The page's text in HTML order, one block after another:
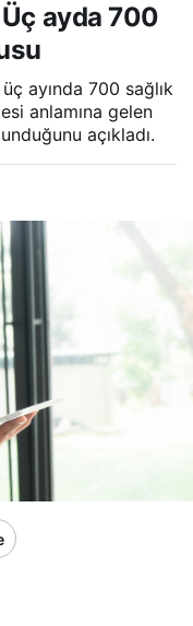
ayda 700
ayında 700 sağlık
anlamına gelen
açıkladı.